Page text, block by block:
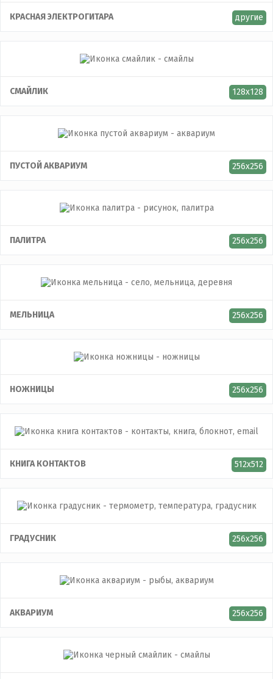
КРАСНАЯ ЭЛЕКТРОГИТАРА другие
СМАЙЛИК 128x128
ПУСТОЙ АКВАРИУМ 256x256
ПАЛИТРА 256x256
МЕЛЬНИЦА 256x256
НОЖНИЦЫ 256x256
КНИГА КОНТАКТОВ 512x512
ГРАДУСНИК 256x256
АКВАРИУМ 256x256